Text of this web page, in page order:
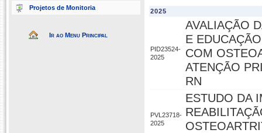
Projetos de Monitoria
Ir ao Menu Principal
2025
PID23524-
2025
AVALIAÇÃO
E
COM
ATENÇÃO
RN
PVL23718-
2025
ESTUDO DA